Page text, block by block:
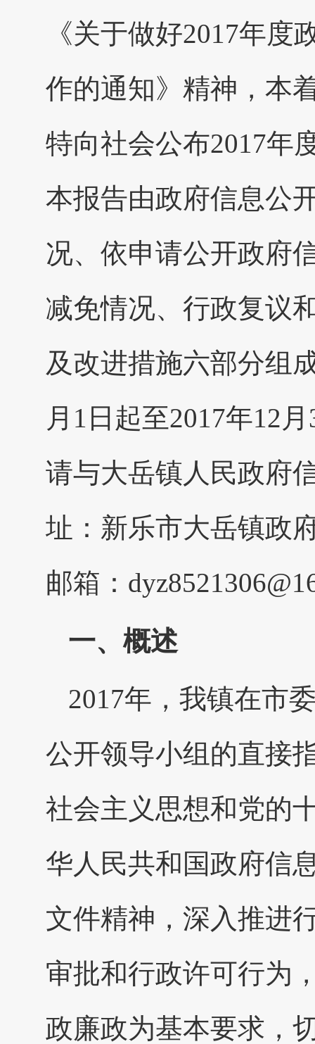
《关于做好2017年
作的通知》精神，本
特向社会公布2017年
本报告由政府信息公
况、依申请公开政府
减免情况、行政复议
及改进措施六部分组
月1日起至2017年12
请与大岳镇人民政府
址：新乐市大岳镇政
邮箱：
一、概述
2017年，我镇在市
公开领导小组的直接
社会主义思想和党的
华人民共和国政府信
文件精神，深入推进
审批和行政许可行为
政廉政为基本要求，